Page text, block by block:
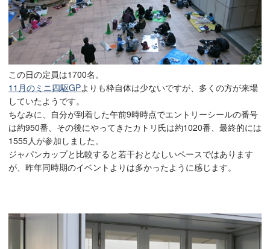
この日の定員は1700名。
11月のミニ四駆GPよりも枠自体は少ないですが、多くの方が来場
していたようです。
ちなみに、自分が到着した午前9時時点でエントリーシールの番号
は約950番、その後にやってきたカトリ氏は約1020番、最終的には
1555人が参加しました。
ジャパンカップと比較すると若干おとなしいペースではあります
が、昨年同時期のイベントよりは多かったように感じます。